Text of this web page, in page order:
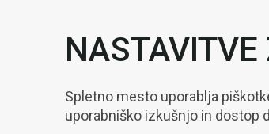
sales@domel.com
Lokacije skladišč
Spletno mesto uporablja
uporabniško izkušnjo in dostop